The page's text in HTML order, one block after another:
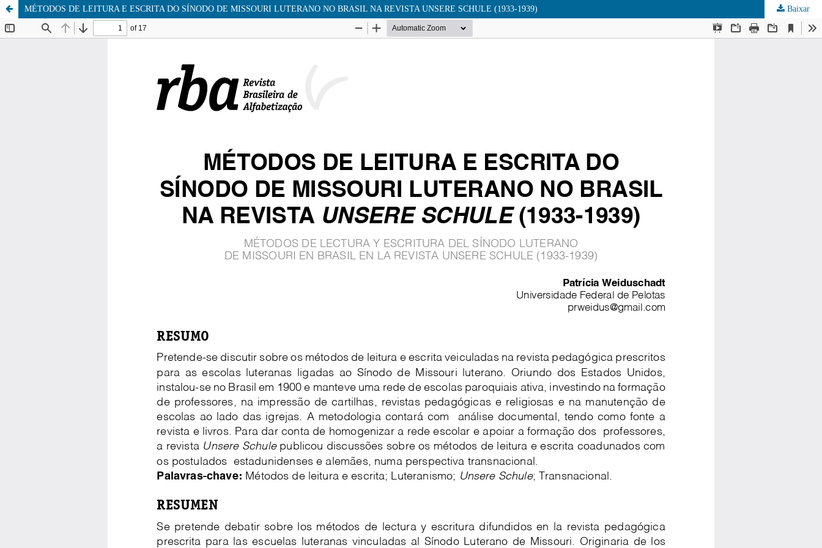
MÉTODOS DE LEITURA E ESCRITA DO SÍNODO DE MISSOURI LUTERANO NO BRASIL NA REVISTA UNSERE SCHULE (1933-1939) Baixar